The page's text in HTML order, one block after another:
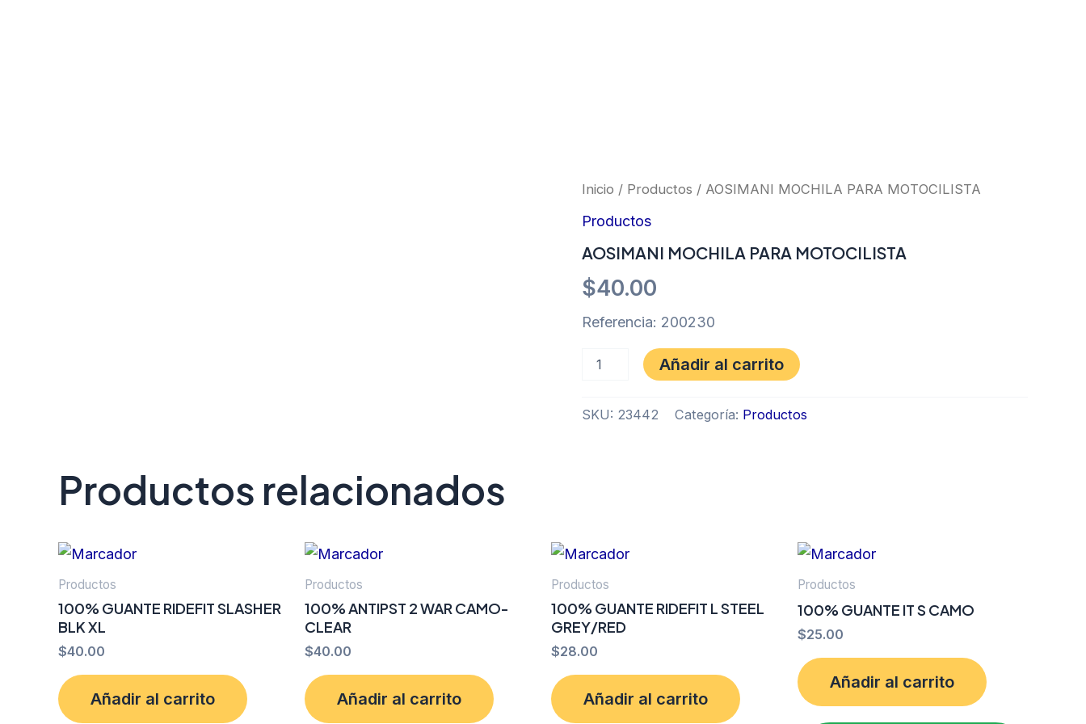
Inicio / Productos / AOSIMANI MOCHILA PARA MOTOCILISTA
Productos
AOSIMANI MOCHILA PARA MOTOCILISTA
$40.00
Referencia: 200230
AOSIMANI
PARA
cantidad
Añadir al carrito
SKU: 23442 Categoría: Productos
Productos relacionados
Productos
100% GUANTE RIDEFIT SLASHER
BLK XL
$40.00
Añadir al carrito
Productos
100% ANTIPST 2 WAR CAMO-
CLEAR
$40.00
Añadir al carrito
Productos
100% GUANTE RIDEFIT L STEEL
GREY/RED
$28.00
Añadir al carrito
Productos
100% GUANTE IT S CAMO
$25.00
Añadir al carrito